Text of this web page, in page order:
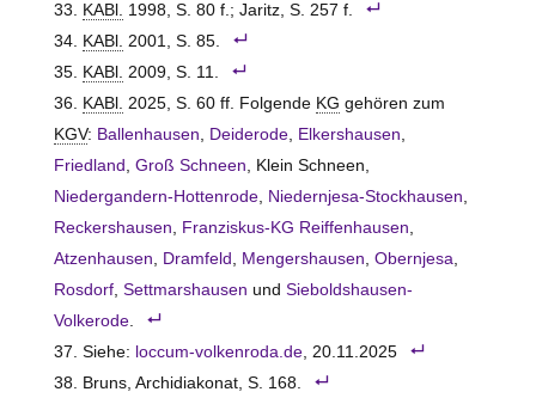
KABl.
1998, S. 80 f.; Jaritz, S. 257 f.
KABl.
2001, S. 85.
KABl.
2009, S. 11.
KABl.
2025, S. 60 ff. Folgende KG gehören zum
KGV: Ballenhausen Deiderode, Elkershausen
Friedland
Groß Schneen , Klein Schneen,
Niedergandern-Hottenrode, Niedernjesa-Stockhausen
Reckershausen
Franziskus-KG Reiffenhausen
Atzenhausen
Dramfeld Mengershausen Obernjesa
Rosdorf, Settmarshausen und Sieboldshausen-
Volkerode.
Siehe: loccum-volkenroda.de, 20.11.2025
Bruns, Archidiakonat, S. 168.